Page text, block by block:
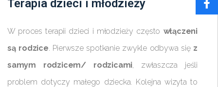
Terapia dzieci i młodzieży
W proces terapii dzieci i młodzieży często włączeni
są rodzice. Pierwsze spotkanie zwykle odbywa się z
samym rodzicem/ rodzicami, zwłaszcza jeśli
problem dotyczy małego dziecka. Kolejna wizyta to